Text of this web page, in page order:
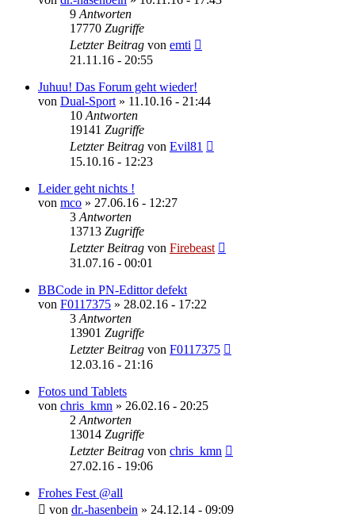
9 Antworten
17770 Zugriffe
Letzter Beitrag von emti
21.11.16 - 20:55
Juhuu! Das Forum geht wieder!
von Dual-Sport » 11.10.16 - 21:44
10 Antworten
19141 Zugriffe
Letzter Beitrag von Evil81
15.10.16 - 12:23
Leider geht nichts !
von mco » 27.06.16 - 12:27
3 Antworten
13713 Zugriffe
Letzter Beitrag von Firebeast
31.07.16 - 00:01
BBCode in PN-Edittor defekt
von F0117375 » 28.02.16 - 17:22
3 Antworten
13901 Zugriffe
Letzter Beitrag von F0117375
12.03.16 - 21:16
Fotos und Tablets
von chris_kmn » 26.02.16 - 20:25
2 Antworten
13014 Zugriffe
Letzter Beitrag von chris_kmn
27.02.16 - 19:06
Frohes Fest @all
von dr.-hasenbein » 24.12.14 - 09:09